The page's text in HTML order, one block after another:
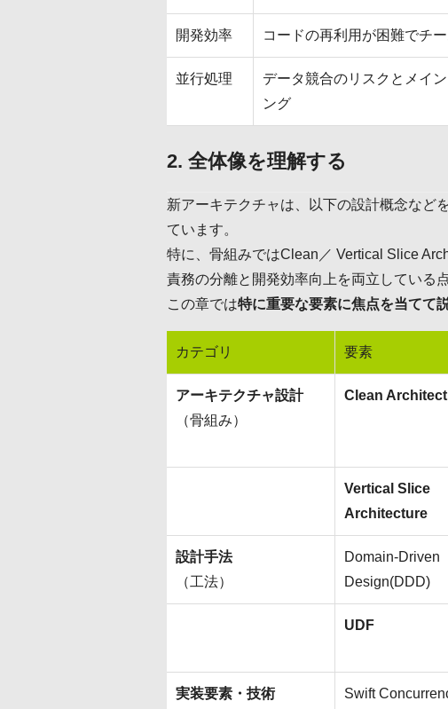
開発効率 コードの再利用が困難でチ
並行処理
データ競合のリスクとメイ
ング
2. 全体像を理解する
新アーキテクチャは、以下の設計概念など
ています。
特に、骨組みではClean／ Vertical Slice
責務の分離と開発効率向上を両立している
この章では特に重要な要素に焦点を当てて
カテゴリ 要素
アーキテクチャ設計
（骨組み）
Clean
Vertical Slice
Architecture
設計手法
（工法）
Domain-Driven
Design(DDD)
UDF
実装要素・技術
Swift